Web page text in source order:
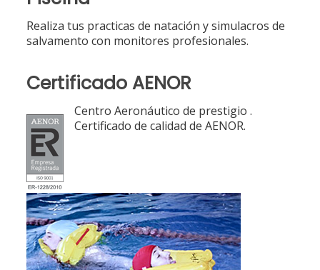
Realiza tus practicas de natación y simulacros de
salvamento con monitores profesionales.
Certificado AENOR
Centro Aeronáutico de prestigio .
Certificado de calidad de AENOR.